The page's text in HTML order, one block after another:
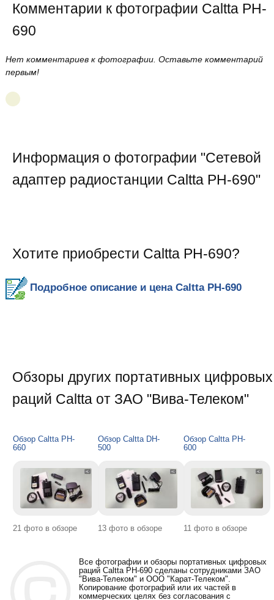
Комментарии к фотографии Caltta PH-
690
Нет комментариев к фотографии. Оставьте комментарий
первым!
Информация о фотографии "Сетевой
адаптер радиостанции Caltta PH-690"
Хотите приобрести Caltta PH-690?
Подробное описание и цена Caltta PH-690
Обзоры других портативных цифровых
раций Caltta от ЗАО "Вива-Телеком"
Обзор Caltta PH-
660
21 фото в обзоре
Обзор Caltta DH-
500
13 фото в обзоре
Обзор Caltta PH-
600
11 фото в обзоре
Все фотографии и обзоры портативных цифровых
раций Caltta PH-690 сделаны сотрудниками ЗАО
"Вива-Телеком" и ООО "Карат-Телеком".
Копирование фотографий или их частей в
коммерческих целях без согласования с